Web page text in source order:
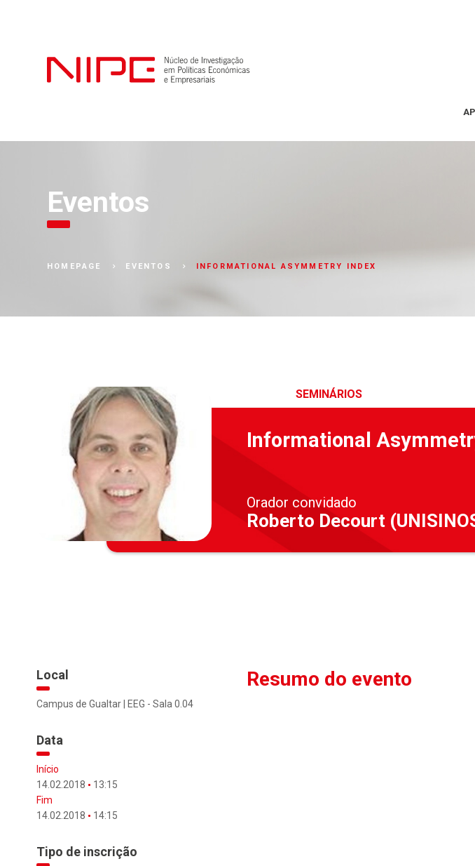
Eventos
HOMEPAGE EVENTOS INFORMATIONAL ASYMMETRY INDEX
SEMINÁRIOS
Informational
Orador convidado
Roberto Decourt
Local
Campus de Gualtar | EEG - Sala 0.04
Data
Início
14.02.2018
13:15
Fim
14.02.2018
14:15
Tipo de inscrição
Resumo do evento